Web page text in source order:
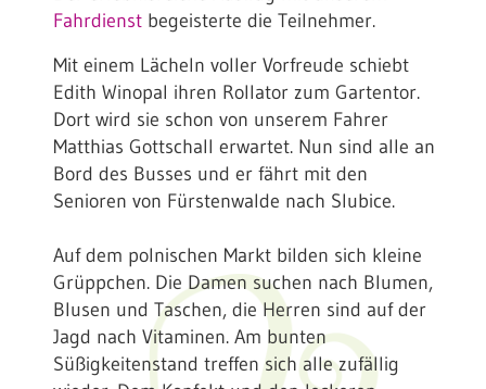
Fahrdienst begeisterte die Teilnehmer.
Mit einem Lächeln voller Vorfreude schiebt
Edith Winopal ihren Rollator zum Gartentor.
Dort wird sie schon von unserem Fahrer
Matthias Gottschall erwartet. Nun sind alle an
Bord des Busses und er fährt mit den
Senioren von Fürstenwalde nach Slubice.
Auf dem polnischen Markt bilden sich kleine
Grüppchen. Die Damen suchen nach Blumen,
Blusen und Taschen, die Herren sind auf der
Jagd nach Vitaminen. Am bunten
Süßigkeitenstand treffen sich alle zufällig